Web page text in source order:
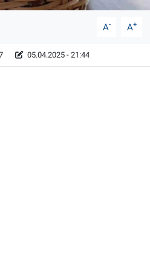
A- A+
05.04.2025 - 21:44